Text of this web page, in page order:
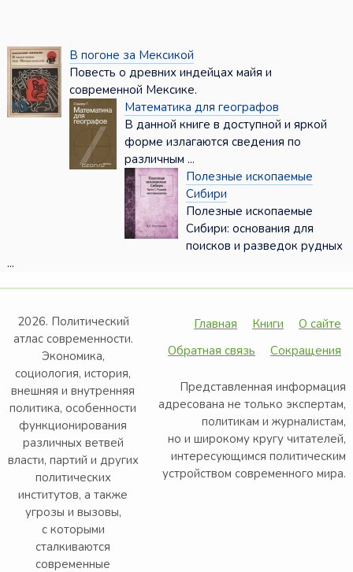
В погоне за Мексикой
Повесть о древних индейцах майя и
современной Мексике.
Математика для географов
В данной книге в доступной и яркой
форме излагаются сведения по
различным ...
Полезные ископаемые
Сибири
Полезные ископаемые
Сибири: основания для
поисков и разведок рудных
...
2026. Политический
атлас современности.
Экономика,
социология, история,
внешняя и внутренняя
политика, особенности
функционирования
различных ветвей
власти, партий и других
политических
институтов, а также
угрозы и вызовы,
с которыми
сталкиваются
современные
Главная Книги
О сайте
Обратная связь
Сокращения
Представленная информация
адресована не только экспертам,
политикам и журналистам,
но и широкому кругу читателей,
интересующимся политическим
устройством современного мира.